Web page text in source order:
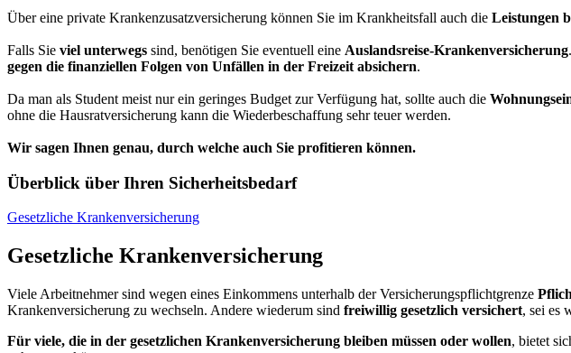
Über eine private Krankenzusatzversicherung können Sie im Krankheitsfall auch die Leistungen
Falls Sie viel unterwegs sind, benötigen Sie eventuell eine Auslandsreise-Krankenversicherung
gegen die finanziellen Folgen von Unfällen in der Freizeit absichern.
Da man als Student meist nur ein geringes Budget zur Verfügung hat, sollte auch die
ohne die Hausratversicherung kann die Wiederbeschaffung sehr teuer werden.
Wir sagen Ihnen genau, durch welche auch Sie profitieren können.
Überblick über Ihren Sicherheitsbedarf
Gesetzliche Krankenversicherung
Gesetzliche Krankenversicherung
Viele Arbeitnehmer sind wegen eines Einkommens unterhalb der Versicherungspflichtgrenze
Krankenversicherung zu wechseln. Andere wiederum sind freiwillig gesetzlich versichert, sei es
Für viele, die in der gesetzlichen Krankenversicherung bleiben müssen oder wollen, bietet